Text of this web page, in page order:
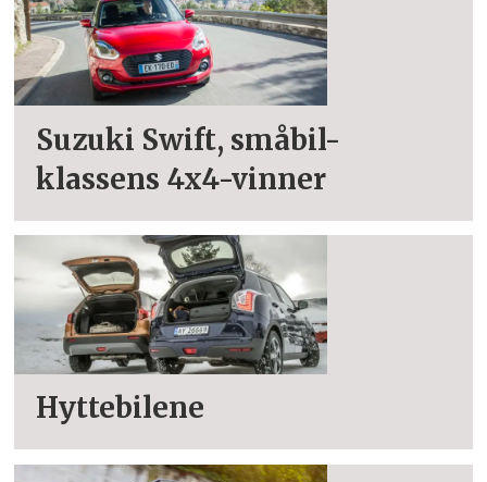
Suzuki Swift, småbil-
klassens 4x4-vinner
Hyttebilene